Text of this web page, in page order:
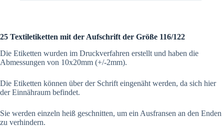
25 Textiletiketten mit der Aufschrift der Größe 116/122
Die Etiketten wurden im Druckverfahren erstellt und haben die
Abmessungen von 10x20mm (+/-2mm).
Die Etiketten können über der Schrift eingenäht werden, da sich hier
der Einnähraum befindet.
Sie werden einzeln heiß geschnitten, um ein Ausfransen an den Enden
zu verhindern.